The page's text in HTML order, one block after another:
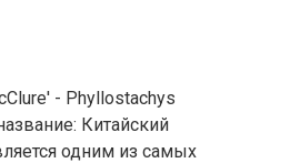
- Phyllostachys
Китайский
одним из самых